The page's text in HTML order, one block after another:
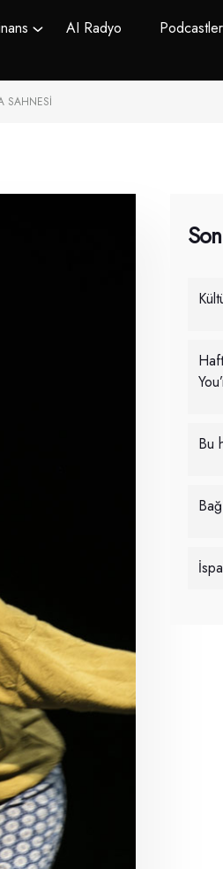
AI Radyo Podcastler
SAHNESI
Bu